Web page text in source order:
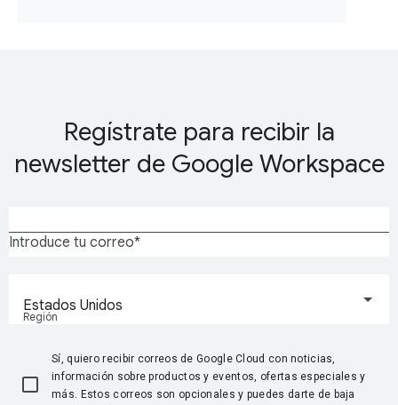
Regístrate para recibir la
newsletter de Google Workspace
Introduce tu correo
Región
Estados Unidos
Sí, quiero recibir correos de Google Cloud con noticias,
información sobre productos y eventos, ofertas especiales y
más. Estos correos son opcionales y puedes darte de baja